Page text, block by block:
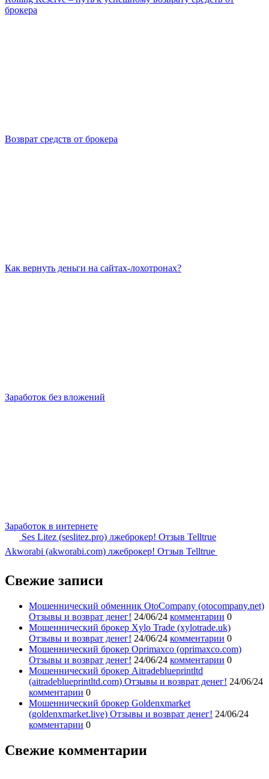
брокера
Возврат средств от брокера
Как вернуть деньги на сайтах-лохотронах?
Заработок без вложений
Заработок в интернете
Ses Litez (seslitez.pro) лжеброкер! Отзыв Telltrue
Akworabi (akworabi.com) лжеброкер! Отзыв Telltrue
Свежие записи
Мошеннический обменник OtoCompany (otocompany.net)
Отзывы и возврат денег! 24/06/24 комментарии 0
Мошеннический брокер Xylo Trade (xylotrade.uk)
Отзывы и возврат денег! 24/06/24 комментарии 0
Мошеннический брокер Oprimaxco (oprimaxco.com)
Отзывы и возврат денег! 24/06/24 комментарии 0
Мошеннический брокер Aitradeblueprintltd
(aitradeblueprintltd.com) Отзывы и возврат денег! 24/06/24
комментарии 0
Мошеннический брокер Goldenxmarket
(goldenxmarket.live) Отзывы и возврат денег! 24/06/24
комментарии 0
Свежие комментарии